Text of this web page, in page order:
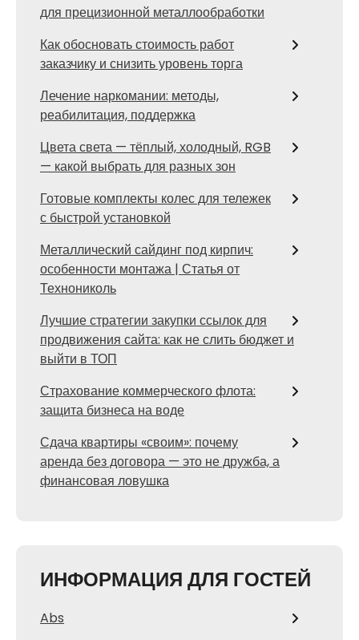
для прецизионной металлообработки
Как обосновать стоимость работ
заказчику и снизить уровень торга
Лечение наркомании: методы,
реабилитация, поддержка
Цвета света — тёплый, холодный, RGB
— какой выбрать для разных зон
Готовые комплекты колес для тележек
с быстрой установкой
Металлический сайдинг под кирпич:
особенности монтажа | Статья от
Технониколь
Лучшие стратегии закупки ссылок для
продвижения сайта: как не слить бюджет и
выйти в ТОП
Страхование коммерческого флота:
защита бизнеса на воде
Сдача квартиры «своим»: почему
аренда без договора — это не дружба, а
финансовая ловушка
ИНФОРМАЦИЯ ДЛЯ ГОСТЕЙ
Abs